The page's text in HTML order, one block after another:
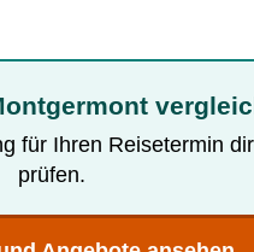
für Ihren Reisetermin
prüfen.